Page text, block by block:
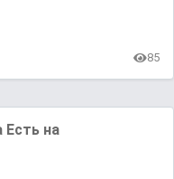
85
Есть на